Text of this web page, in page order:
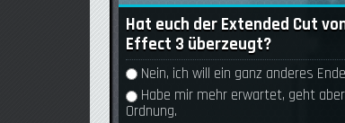
Hat euch der Extended Cut
Effect 3 überzeugt?
Auswahlmöglichkeiten
Nein, ich will ein ganz anderes
Habe mir mehr erwartet, geht
Ordnung.